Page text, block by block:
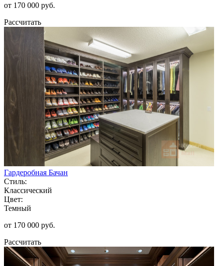
от 170 000 руб.
Рассчитать
Гардеробная Бачан
Стиль:
Классический
Цвет:
Темный
от 170 000 руб.
Рассчитать